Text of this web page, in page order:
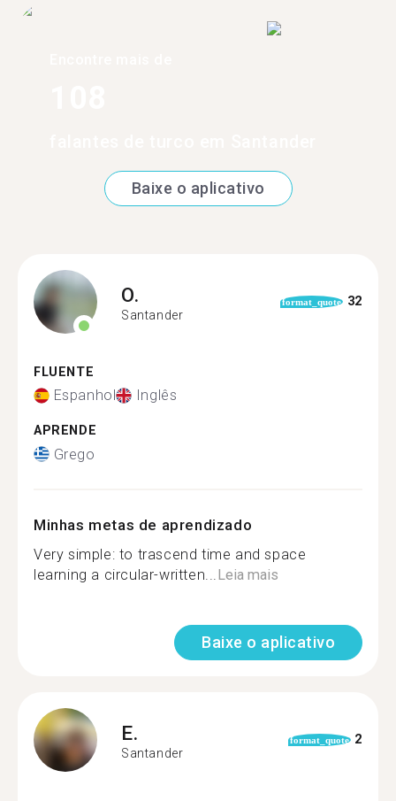
Baixe o aplicativo
O.
Santander
format_quote 32
FLUENTE
Espanhol Inglês
APRENDE
Grego
Minhas metas de aprendizado
Very simple: to trascend time and space
learning a circular-written... Leia mais
Baixe o aplicativo
E.
Santander
format_quote 2